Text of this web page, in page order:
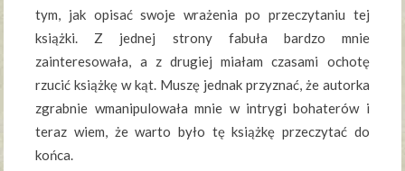
tym, jak opisać swoje wrażenia po przeczytaniu tej
książki. Z jednej strony fabuła bardzo mnie
zainteresowała, a z drugiej miałam czasami ochotę
rzucić książkę w kąt. Muszę jednak przyznać, że autorka
zgrabnie wmanipulowała mnie w intrygi bohaterów i
teraz wiem, że warto było tę książkę przeczytać do
końca.